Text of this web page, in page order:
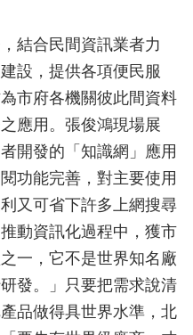
結合民間資訊業者力
設，提供各項便民服
市府各機關彼此間資料
應用。張俊鴻現場展
開發的「知識網」應用
功能完善，對主要使用
又可省下許多上網搜尋
動資訊化過程中，獲市
一，它不是世界知名廠
發。」只要把需求說清
品做得具世界水準，北